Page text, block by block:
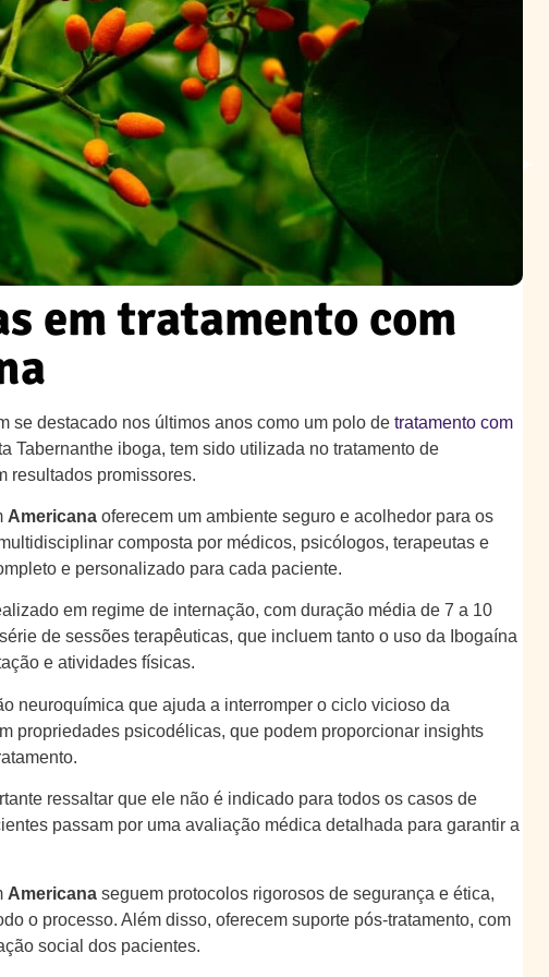
em tratamento com
se destacado nos últimos anos como um polo de tratamento com
Tabernanthe iboga, tem sido utilizada no tratamento de
resultados promissores.
Americana oferecem um ambiente seguro e acolhedor para os
composta por médicos, psicólogos, terapeutas e
e personalizado para cada paciente.
em regime de internação, com duração média de 7 a 10
de sessões terapêuticas, que incluem tanto o uso da Ibogaína
e atividades físicas.
neuroquímica que ajuda a interromper o ciclo vicioso da
propriedades psicodélicas, que podem proporcionar insights
ressaltar que ele não é indicado para todos os casos de
passam por uma avaliação médica detalhada para garantir a
Americana seguem protocolos rigorosos de segurança e ética,
o processo. Além disso, oferecem suporte pós-tratamento, com
social dos pacientes.